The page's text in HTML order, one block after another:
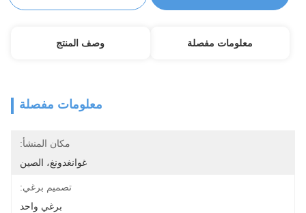
معلومات مفصلة وصف المنتج
معلومات مفصلة
مكان المنشأ:
غوانغدونغ، الصين
تصميم برغي:
برغي واحد